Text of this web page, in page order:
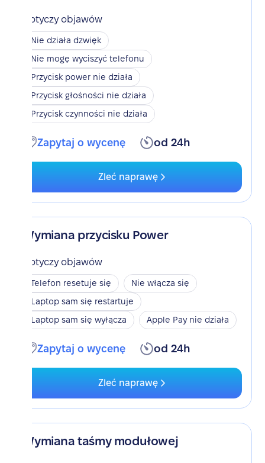
Dotyczy objawów
Nie działa dzwięk
Nie mogę wyciszyć telefonu
Przycisk power nie działa
Przycisk głośności nie działa
Przycisk czynności nie działa
Zapytaj o wycenę od 24h
Zleć naprawę
Wymiana przycisku Power
Dotyczy objawów
Telefon resetuje się
Nie włącza się
Laptop sam się restartuje
Laptop sam się wyłącza
Apple Pay nie działa
Zapytaj o wycenę od 24h
Zleć naprawę
Wymiana taśmy modułowej